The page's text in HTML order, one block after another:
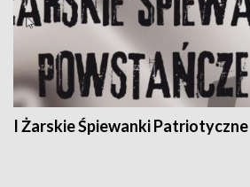
I Żarskie Śpiewanki Patriotyczne